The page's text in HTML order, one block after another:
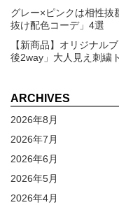
グレー×ピンクは相性抜
抜け配色コーデ」4選
【新商品】オリジナル
後2way」大人見え刺繍
ARCHIVES
2026年8月
2026年7月
2026年6月
2026年5月
2026年4月